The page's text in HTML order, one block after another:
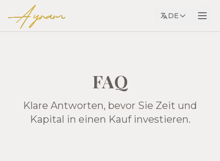
Ayram DE
FAQ
Klare Antworten, bevor Sie Zeit und
Kapital in einen Kauf investieren.